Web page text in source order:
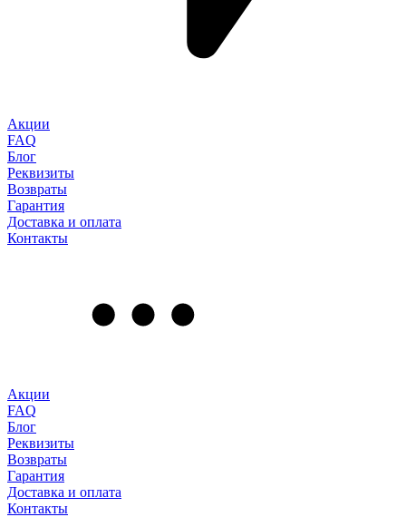
Акции
FAQ
Блог
Реквизиты
Возвраты
Гарантия
Доставка и оплата
Контакты
Акции
FAQ
Блог
Реквизиты
Возвраты
Гарантия
Доставка и оплата
Контакты